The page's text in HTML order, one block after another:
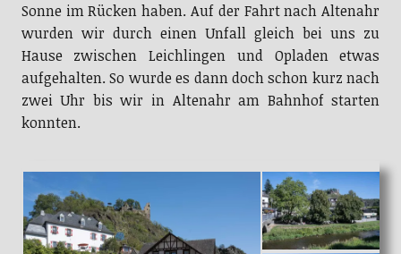
Sonne im Rücken haben. Auf der Fahrt nach Altenahr
wurden wir durch einen Unfall gleich bei uns zu
Hause zwischen Leichlingen und Opladen etwas
aufgehalten. So wurde es dann doch schon kurz nach
zwei Uhr bis wir in Altenahr am Bahnhof starten
konnten.